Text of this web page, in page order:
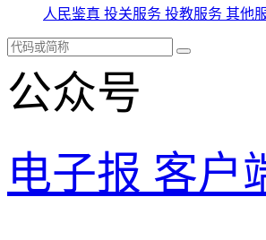
人民鉴真 投关服务 投教服务 其他
公众号
电子报 客户